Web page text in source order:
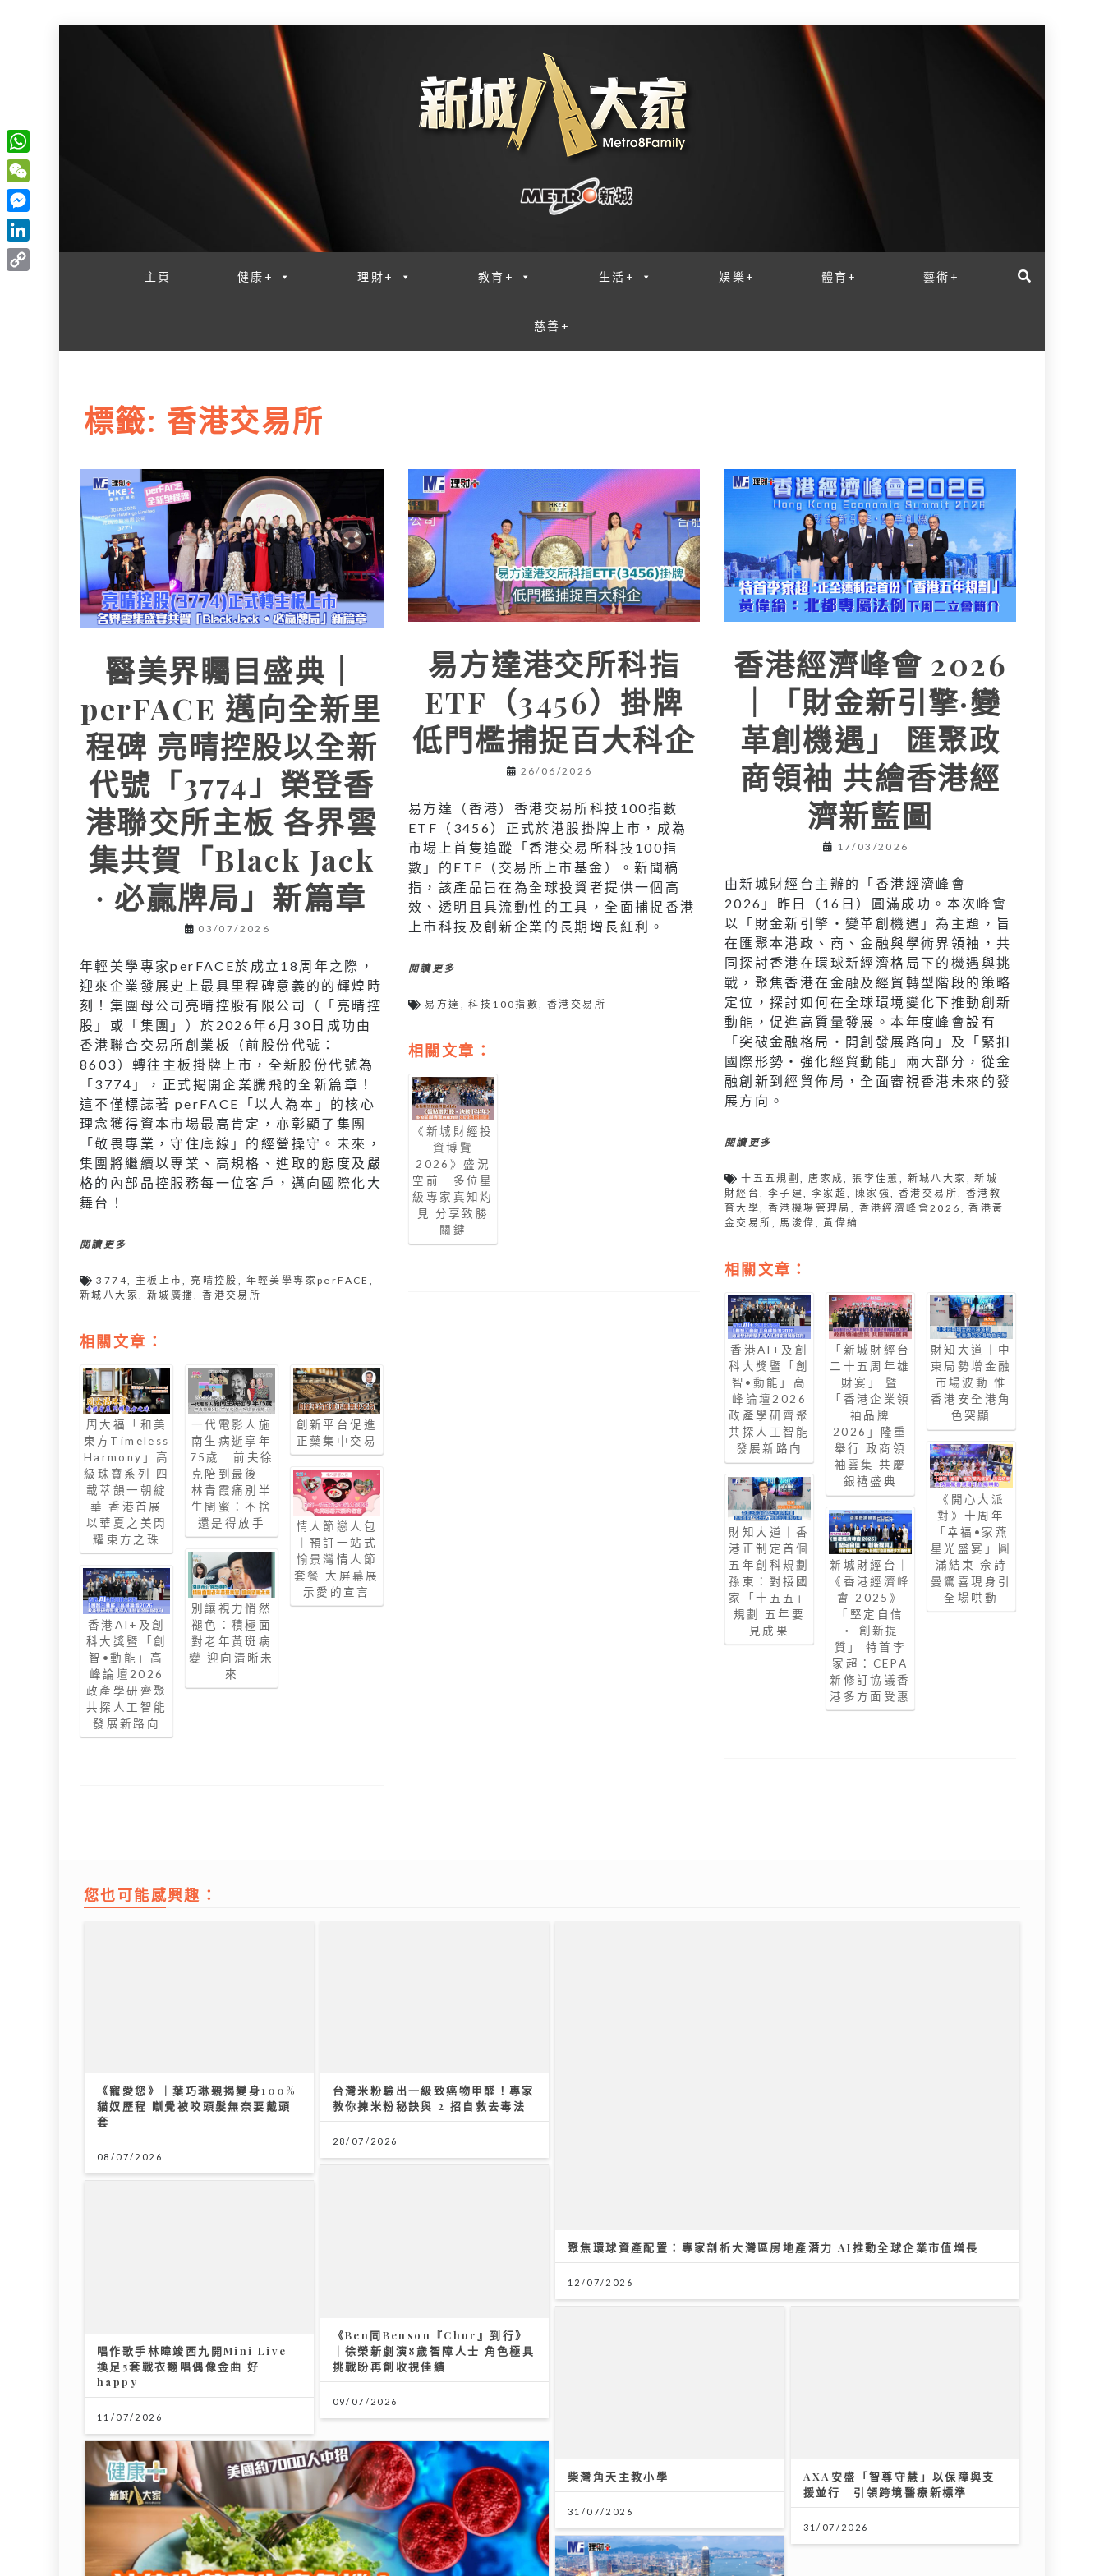
主頁 健康+ 理財+ 教育+ 生活+ 娛樂+ 體育+ 藝術+
慈善+
標籤: 香港交易所
醫美界矚目盛典｜
perFACE 邁向全新里
程碑 亮晴控股以全新
代號「3774」榮登香
港聯交所主板 各界雲
集共賀「Black Jack
∙ 必贏牌局」新篇章
03/07/2026
年輕美學專家perFACE於成立18周年之際，
迎來企業發展史上最具里程碑意義的的輝煌時
刻！集團母公司亮晴控股有限公司（「亮晴控
股」或「集團」）於2026年6月30日成功由
香港聯合交易所創業板（前股份代號：
8603）轉往主板掛牌上市，全新股份代號為
「3774」，正式揭開企業騰飛的全新篇章！
這不僅標誌著 perFACE「以人為本」的核心
理念獲得資本市場最高肯定，亦彰顯了集團
「敬畏專業，守住底線」的經營操守。未來，
集團將繼續以專業、高規格、進取的態度及嚴
格的內部品控服務每一位客戶，邁向國際化大
舞台！
閱讀更多
3774, 主板上市,亮晴控股 , 年輕美學專家perFACE ,
新城八大家, 新城廣播,香港交易所
相關文章：
周大福「和美
東方Timeless
Harmony」高
級珠寶系列 四
載萃韻一朝綻
華 香港首展
以華夏之美閃
耀東方之珠
香港AI+及創
科大獎暨「創
智•動能」高
峰論壇2026
政產學研齊聚
共探人工智能
發展新路向
一代電影人施
南生病逝享年
75歲 前夫徐
克陪到最後
林青霞痛別半
生閨蜜：不捨
還是得放手
別讓視力悄然
褪色：積極面
對老年黃斑病
變 迎向清晰未
來
創新平台促進
正藥集中交易
情人節戀人包
｜預訂一站式
愉景灣情人節
套餐 大屏幕展
示愛的宣言
易方達港交所科指
ETF（3456）掛牌
低門檻捕捉百大科企
26/06/2026
易方達（香港）香港交易所科技100指數
ETF（3456）正式於港股掛牌上市，成為
市場上首隻追蹤「香港交易所科技100指
數」的ETF（交易所上市基金）。新聞稿
指，該產品旨在為全球投資者提供一個高
效、透明且具流動性的工具，全面捕捉香港
上市科技及創新企業的長期增長紅利。
閱讀更多
易方達 ,科技100指數, 香港交易所
相關文章：
《新城財經投
資博覽
2026》盛況
空前 多位星
級專家真知灼
見 分享致勝
關鍵
香港經濟峰會 2026
｜「財金新引擎·變
革創機遇」 匯聚政
商領袖 共繪香港經
濟新藍圖
17/03/2026
由新城財經台主辦的「香港經濟峰會
2026」昨日（16日）圓滿成功。本次峰會
以「財金新引擎‧變革創機遇」為主題，旨
在匯聚本港政、商、金融與學術界領袖，共
同探討香港在環球新經濟格局下的機遇與挑
戰，聚焦香港在金融及經貿轉型階段的策略
定位，探討如何在全球環境變化下推動創新
動能，促進高質量發展。本年度峰會設有
「突破金融格局‧開創發展路向」及「緊扣
國際形勢‧強化經貿動能」兩大部分，從金
融創新到經貿佈局，全面審視香港未來的發
展方向。
閱讀更多
十五五規劃,唐家成,張李佳蕙 , 新城八大家 ,新城
財經台, 李子建, 李家超, 陳家強, 香港交易所, 香港教
育大學, 香港機場管理局 , 香港經濟峰會2026 ,香港黃
金交易所 , 馬浚偉 ,黃偉綸
相關文章：
香港AI+及創
科大獎暨「創
智•動能」高
峰論壇2026
政產學研齊聚
共探人工智能
發展新路向
財知大道｜香
港正制定首個
五年創科規劃
孫東：對接國
家「十五五」
規劃 五年要
見成果
「新城財經台
二十五周年雄
財宴」 暨
「香港企業領
袖品牌
2026」隆重
舉行 政商領
袖雲集 共慶
銀禧盛典
新城財經台｜
《香港經濟峰
會 2025》
「堅定自信
‧ 創新提
質」 特首李
家超：CEPA
新修訂協議香
港多方面受惠
財知大道｜中
東局勢增金融
市場波動 惟
香港安全港角
色突顯
《開心大派
對》十周年
「幸福•家燕
星光盛宴」圓
滿結束 佘詩
曼驚喜現身引
全場哄動
您也可能感興趣：
《寵愛您》｜葉巧琳親揭變身100%
貓奴歷程 瞓覺被咬頭髮無奈要戴頭
套
08/07/2026
台灣米粉驗出一級致癌物甲醛！專家
教你揀米粉秘訣與 2 招自救去毒法
28/07/2026
聚焦環球資產配置：專家剖析大灣區房地產潛力 AI推動全球企業市值增長
12/07/2026
《Ben同Benson『Chur』到行》
｜徐榮新劇演8歲智障人士 角色極具
挑戰盼再創收視佳績
09/07/2026
唱作歌手林暐竣西九開Mini Live
換足5套戰衣翻唱偶像金曲 好
happy
11/07/2026
柴灣角天主教小學
31/07/2026
AXA安盛「智尊守慧」以保障與支
援並行 引領跨境醫療新標準
31/07/2026
W
h
a
t
s
W
e
C
h
M
e
s
L
i